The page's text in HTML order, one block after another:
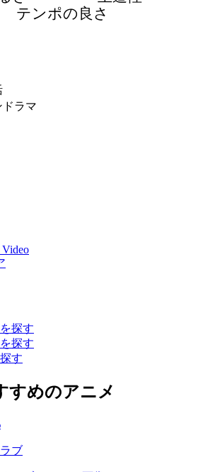
テンポの良さ
ドラマ
Video
探す
探す
す
すめのアニメ
ブ